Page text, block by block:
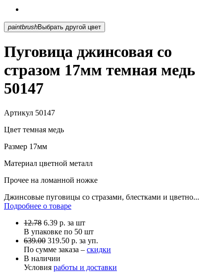
paintbrush Выбрать другой цвет
Пуговица джинсовая со
стразом 17мм темная медь
50147
Артикул 50147
Цвет темная медь
Размер 17мм
Материал цветной металл
Прочее на ломанной ножке
Джинсовые пуговицы со стразами, блестками и цветно...
Подробнее о товаре
12.78 6.39 р. за шт
В упаковке по 50 шт
639.00 319.50 р. за уп.
По сумме заказа – скидки
В наличии
Условия работы и доставки